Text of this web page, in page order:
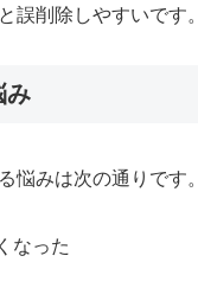
誤削除しやすいです。
み
悩みは次の通りです。
なった